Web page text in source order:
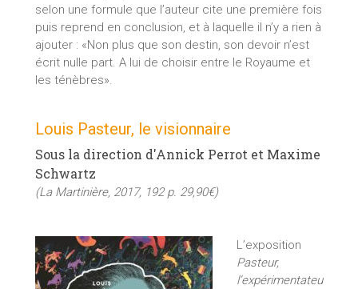
selon une formule que l’auteur cite une première fois
puis reprend en conclusion, et à laquelle il n’y a rien à
ajouter : «Non plus que son destin, son devoir n’est
écrit nulle part. A lui de choisir entre le Royaume et
les ténèbres».
Louis Pasteur, le visionnaire
Sous la direction d'Annick Perrot et Maxime
Schwartz
(La Martinière, 2017, 192 p. 29,90€)
L’exposition
Pasteur,
l’expérimentateu